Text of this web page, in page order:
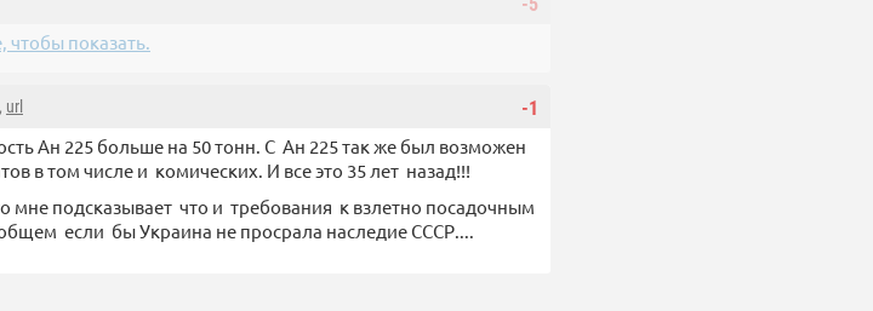
показать.
-1
url
Ан 225 больше на 50 тонн. С Ан 225 так же был возможен
в том числе и комических. И все это 35 лет назад!!!
мне подсказывает что и требования к взлетно посадочным
если бы Украина не просрала наследие СССР....